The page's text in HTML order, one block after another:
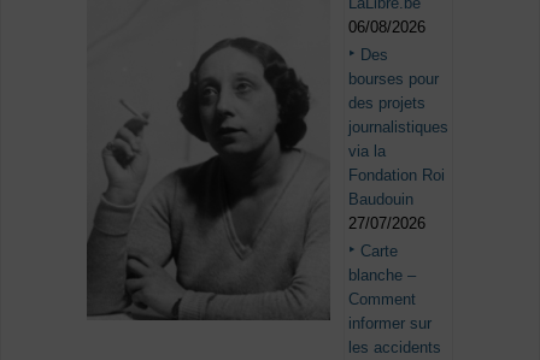
06/08/2026
Des
bourses pour
des projets
journalistiques
via la
Fondation Roi
Baudouin
27/07/2026
Carte
blanche –
Comment
informer sur
les accidents